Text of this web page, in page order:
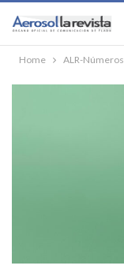
Home ALR-Números